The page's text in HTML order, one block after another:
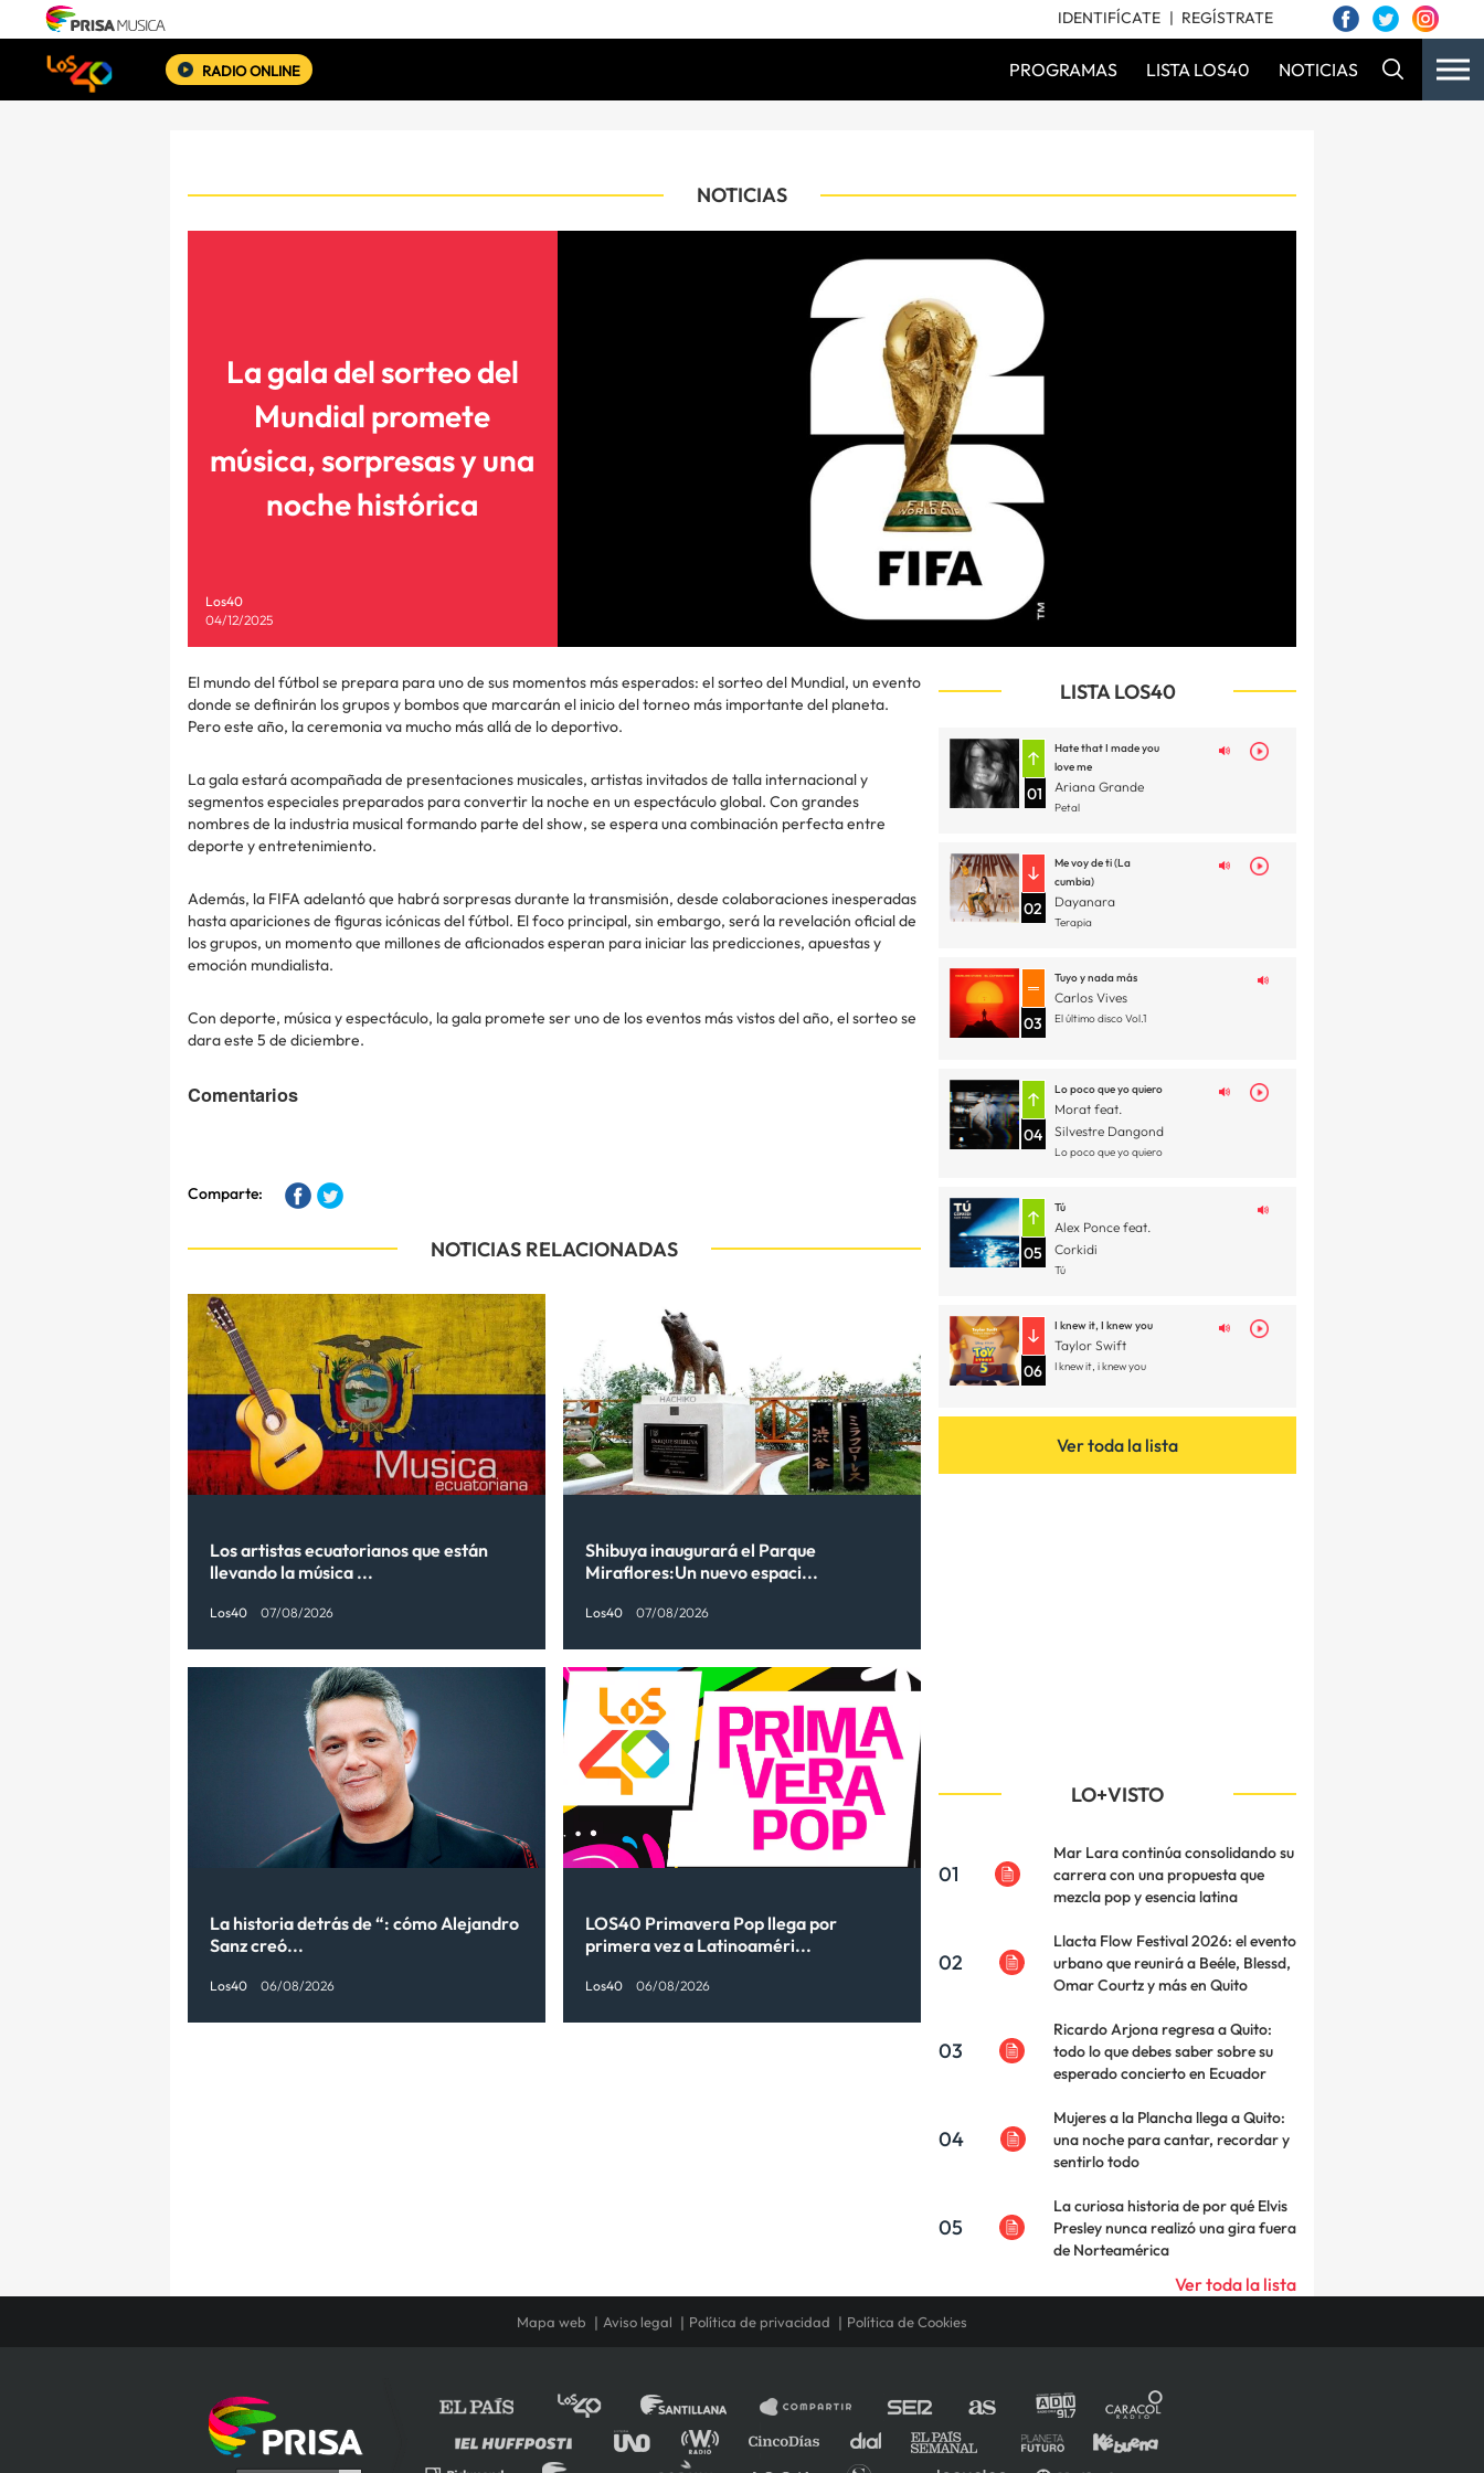
IDENTIFÍCATE REGÍSTRATE
RADIO ONLINE PROGRAMAS LISTA LOS40 NOTICIAS
NOTICIAS
La gala del sorteo del
Mundial promete
música, sorpresas y una
noche histórica
Los40
04/12/2025
El mundo del fútbol se prepara para uno de sus momentos más esperados: el sorteo del Mundial, un evento
donde se definirán los grupos y bombos que marcarán el inicio del torneo más importante del planeta.
Pero este año, la ceremonia va mucho más allá de lo deportivo.
La gala estará acompañada de presentaciones musicales, artistas invitados de talla internacional y
segmentos especiales preparados para convertir la noche en un espectáculo global. Con grandes
nombres de la industria musical formando parte del show, se espera una combinación perfecta entre
deporte y entretenimiento.
Además, la FIFA adelantó que habrá sorpresas durante la transmisión, desde colaboraciones inesperadas
hasta apariciones de figuras icónicas del fútbol. El foco principal, sin embargo, será la revelación oficial de
los grupos, un momento que millones de aficionados esperan para iniciar las predicciones, apuestas y
emoción mundialista.
Con deporte, música y espectáculo, la gala promete ser uno de los eventos más vistos del año, el sorteo se
dara este 5 de diciembre.
Comentarios
Comparte:
NOTICIAS RELACIONADAS
Los artistas ecuatorianos que están
llevando la música ...
Los40 07/08/2026
Shibuya inaugurará el Parque
Miraflores:Un nuevo espaci...
Los40 07/08/2026
La historia detrás de “: cómo Alejandro
Sanz creó...
Los40 06/08/2026
LOS40 Primavera Pop llega por
primera vez a Latinoaméri...
Los40 06/08/2026
LISTA LOS40
01
Hate that I made you
love me
Ariana Grande
Petal
02
Me voy de ti (La
cumbia)
Dayanara
Terapia
03
Tuyo y nada más
Carlos Vives
El último disco Vol.1
04
Lo poco que yo quiero
Morat feat.
Silvestre Dangond
Lo poco que yo quiero
05
Tú
Alex Ponce feat.
Corkidi
Tú
06
I knew it, I knew you
Taylor Swift
I knew it, i knew you
Ver toda la lista
LO+VISTO
01
Mar Lara continúa consolidando su
carrera con una propuesta que
mezcla pop y esencia latina
02
Llacta Flow Festival 2026: el evento
urbano que reunirá a Beéle, Blessd,
Omar Courtz y más en Quito
03
Ricardo Arjona regresa a Quito:
todo lo que debes saber sobre su
esperado concierto en Ecuador
04
Mujeres a la Plancha llega a Quito:
una noche para cantar, recordar y
sentirlo todo
05
La curiosa historia de por qué Elvis
Presley nunca realizó una gira fuera
de Norteamérica
Ver toda la lista
Mapa web Aviso legal Política de privacidad Política de Cookies